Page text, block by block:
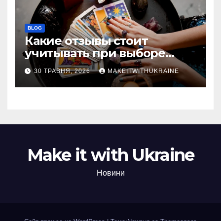
BLOG
Какие отзывы стоит
учитывать при выборе
гадалки в Казахстане?
30 ТРАВНЯ, 2026 MAKEITWITHUKRAINE
Make it with Ukraine
Новини